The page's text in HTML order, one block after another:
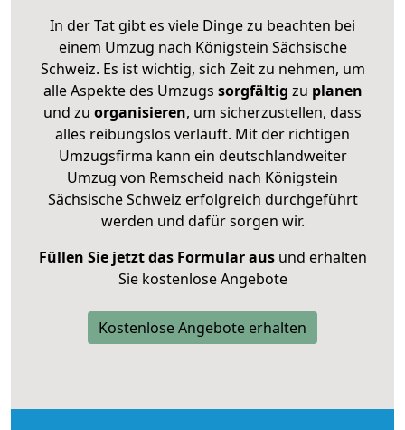
In der Tat gibt es viele Dinge zu beachten bei
einem Umzug nach Königstein Sächsische
Schweiz. Es ist wichtig, sich Zeit zu nehmen, um
alle Aspekte des Umzugs sorgfältig zu planen
und zu organisieren, um sicherzustellen, dass
alles reibungslos verläuft. Mit der richtigen
Umzugsfirma kann ein deutschlandweiter
Umzug von Remscheid nach Königstein
Sächsische Schweiz erfolgreich durchgeführt
werden und dafür sorgen wir.
Füllen Sie jetzt das Formular ausund erhalten
Sie kostenlose Angebote
Kostenlose Angebote erhalten